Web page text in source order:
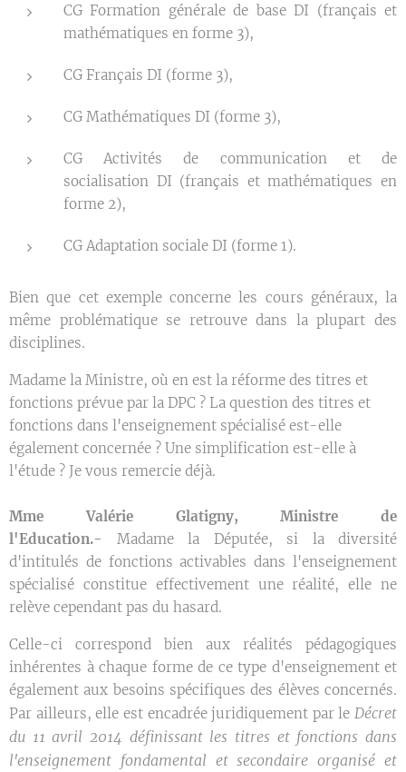
CG Formation générale de base DI (français et
mathématiques en forme 3),
CG Français DI (forme 3),
CG Mathématiques DI (forme 3),
CG Activités de communication et de
socialisation DI (français et mathématiques en
forme 2),
CG Adaptation sociale DI (forme 1).
Bien que cet exemple concerne les cours généraux, la
même problématique se retrouve dans la plupart des
disciplines.
Madame la Ministre, où en est la réforme des titres et
fonctions prévue par la DPC ? La question des titres et
fonctions dans l'enseignement spécialisé est-elle
également concernée ? Une simplification est-elle à
l'étude ? Je vous remercie déjà.
Mme Valérie Glatigny, Ministre de
l'Education.-
Madame la Députée, si la diversité
d'intitulés de fonctions activables dans l'enseignement
spécialisé constitue effectivement une réalité, elle ne
relève cependant pas du hasard.
Celle-ci correspond bien aux réalités pédagogiques
inhérentes à chaque forme de ce type d'enseignement et
également aux besoins spécifiques des élèves concernés.
Par ailleurs, elle est encadrée juridiquement par le Décret
du 11 avril 2014 définissant les titres et fonctions dans
l'enseignement fondamental et secondaire organisé et